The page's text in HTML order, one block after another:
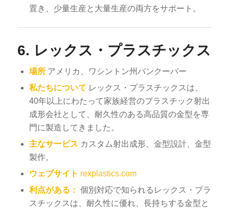
置き、少量生産と大量生産の両方をサポート。
6. レックス・プラスチックス
場所アメリカ、ワシントン州バンクーバー
私たちについて レックス・プラスチックスは、
40年以上にわたって家族経営のプラスチック射出
成形会社として、耐久性のある高品質の金型を専
門に製造してきました。
主なサービス カスタム射出成形、金型設計、金型
製作。
ウェブサイト rexplastics.com
利点がある： 個別対応で知られるレックス・プラ
スチックスは、耐久性に優れ、長持ちする金型と